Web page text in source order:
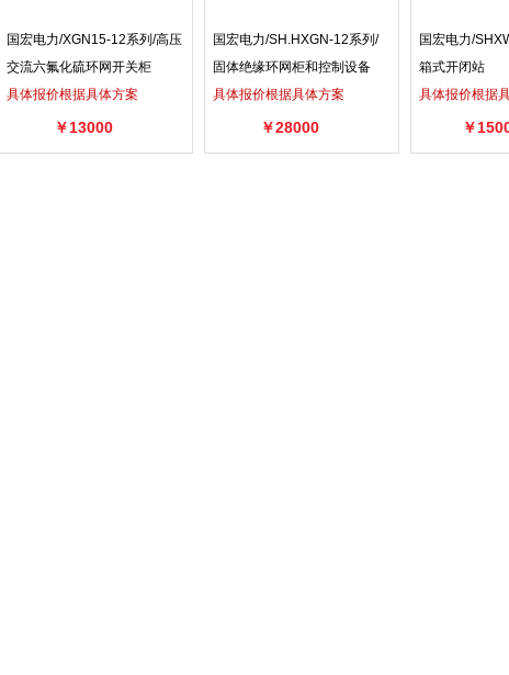
国宏电力/XGN15-12系列/高压
交流六氟化硫环网开关柜
具体报价根据具体方案
￥13000
国宏电力/SH.HXGN-12系列/
固体绝缘环网柜和控制设备
具体报价根据具体方案
￥28000
国宏电力/
箱式开闭站
具体报价根据
￥